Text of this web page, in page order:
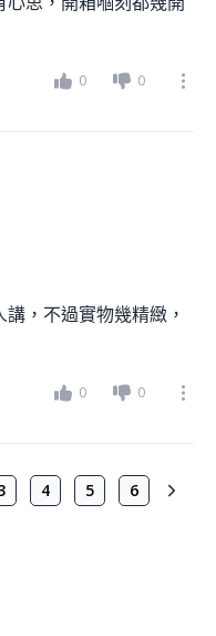
0 0
，不過實物幾精緻，
0 0
4 5 6